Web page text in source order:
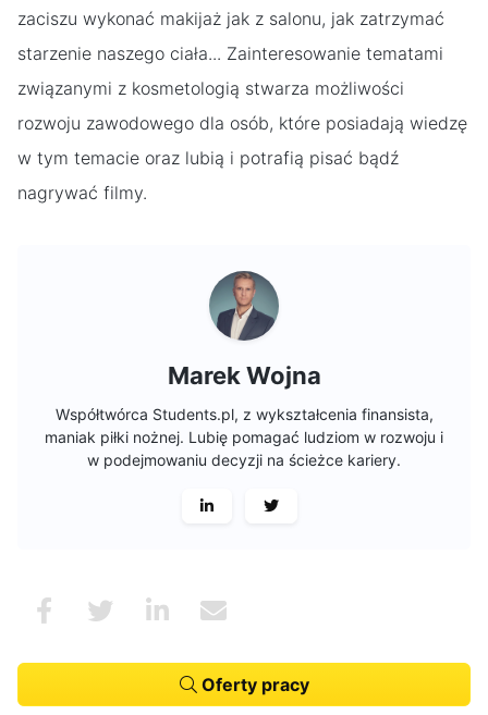
zaciszu wykonać makijaż jak z salonu, jak zatrzymać
starzenie naszego ciała... Zainteresowanie tematami
związanymi z kosmetologią stwarza możliwości
rozwoju zawodowego dla osób, które posiadają wiedzę
w tym temacie oraz lubią i potrafią pisać bądź
nagrywać filmy.
Marek Wojna
Współtwórca Students.pl, z wykształcenia finansista,
maniak piłki nożnej. Lubię pomagać ludziom w rozwoju i
w podejmowaniu decyzji na ścieżce kariery.
Oferty pracy